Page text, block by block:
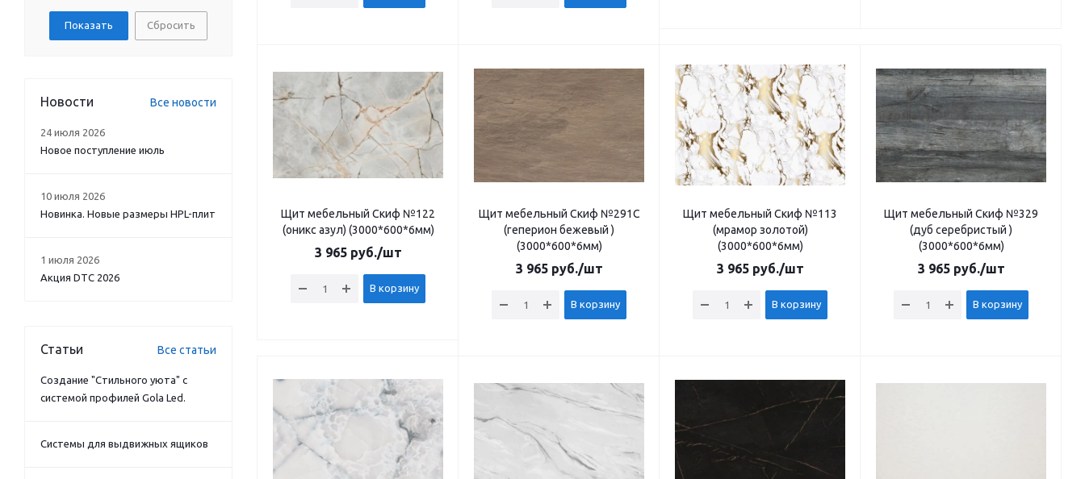
Щит мебельный Скиф №122
(оникс азул) (3000*600*6мм)
3 965руб./шт
В корзину
Щит мебельный Скиф №291С
(геперион бежевый )
(3000*600*6мм)
3 965руб./шт
В корзину
Щит мебельный Скиф №113
(мрамор золотой)
(3000*600*6мм)
3 965руб./шт
В корзину
Щит мебельный Скиф №329
(дуб серебристый )
(3000*600*6мм)
3 965руб./шт
В корзину
Сбросить
Новости Все новости
24 июля 2026
Новое поступление июль
10 июля 2026
Новинка. Новые размеры HPL-плит
1 июля 2026
Акция DTC 2026
Статьи Все статьи
Создание "Стильного уюта" с
системой профилей Gola Led.
Системы для выдвижных ящиков